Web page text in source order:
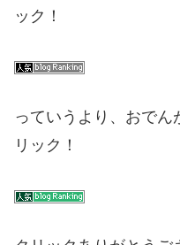
ック！
っていうより、おでん
リック！